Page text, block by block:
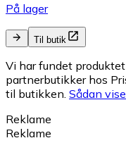
På lager
Til butik
Vi har fundet
partnerbutikker hos
til butikken. Sådan
Reklame
Reklame